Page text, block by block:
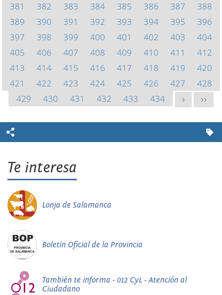
381
382 383 384 385 386 387
388
389
390 391 392 393 394 395
396
397
398 399 400 401 402 403
404
405
406 407 408 409 410 411
412
413
414 415 416 417 418 419
420
421
422 423 424 425 426 427
428
429
430 431 432 433 434 > >>
Te interesa
Lonja de Salamanca
Boletín Oficial de la Provincia
También te informa - 012 CyL - Atención al
Ciudadano